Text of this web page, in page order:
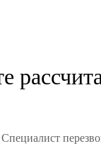
Специалист